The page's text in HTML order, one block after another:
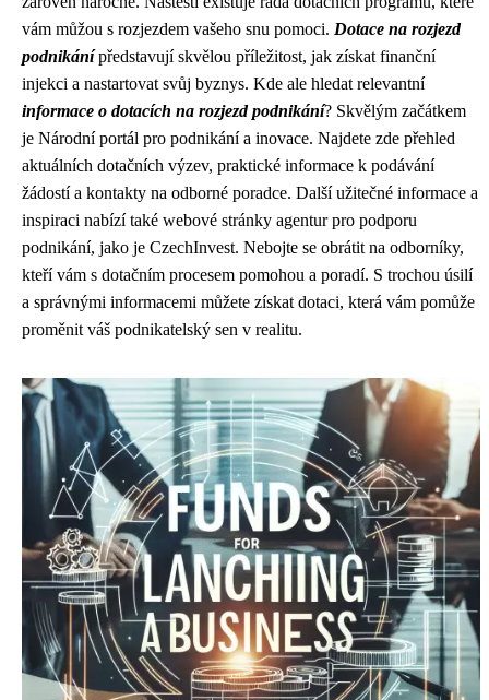
vám můžou s rozjezdem vašeho snu pomoci. Dotace na rozjezd
podnikánípředstavují skvělou příležitost, jak získat finanční
injekci a nastartovat svůj byznys. Kde ale hledat relevantní
informace o dotacích na rozjezd podnikání? Skvělým začátkem
je Národní portál pro podnikání a inovace. Najdete zde přehled
aktuálních dotačních výzev, praktické informace k podávání
žádostí a kontakty na odborné poradce. Další užitečné informace a
inspiraci nabízí také webové stránky agentur pro podporu
podnikání, jako je CzechInvest. Nebojte se obrátit na odborníky,
kteří vám s dotačním procesem pomohou a poradí. S trochou úsilí
a správnými informacemi můžete získat dotaci, která vám pomůže
proměnit váš podnikatelský sen v realitu.